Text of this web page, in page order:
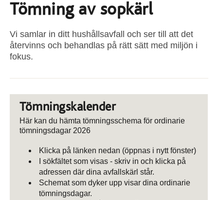
Tömning av sopkärl
Vi samlar in ditt hushållsavfall och ser till att det
återvinns och behandlas på rätt sätt med miljön i
fokus.
Tömningskalender
Här kan du hämta tömningsschema för ordinarie
tömningsdagar 2026
Klicka på länken nedan (öppnas i nytt fönster)
I sökfältet som visas - skriv in och klicka på
adressen där dina avfallskärl står.
Schemat som dyker upp visar dina ordinarie
tömningsdagar.